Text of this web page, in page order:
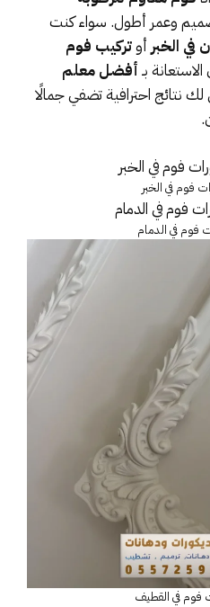
وعمر أطول. سواء كنت
في الخبرأوتركيب فوم
بـ أفضل معلم
نتائج احترافية تضفي جمالًا
فوم في الخبر
فوم في الدمام
فوم في القطيف